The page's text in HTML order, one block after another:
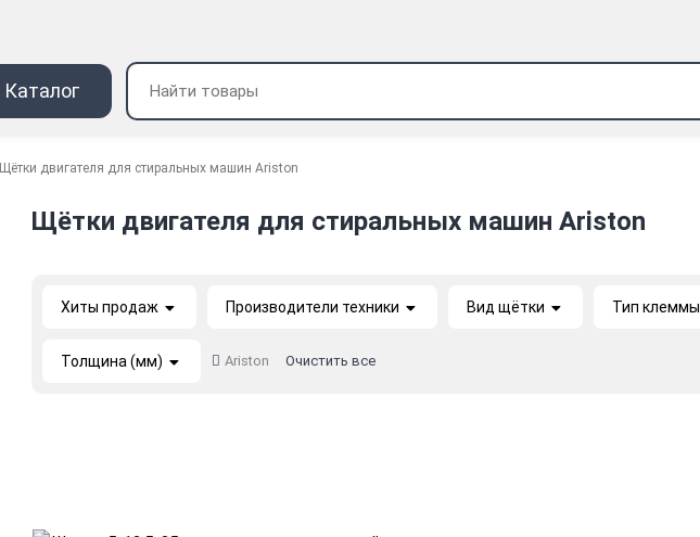
Каталог
Щётки двигателя для стиральных машин Ariston
Щётки двигателя для стиральных машин Ariston
Хиты продаж Производители техники Вид щётки Тип клеммы
Толщина (мм) Ariston Очистить все